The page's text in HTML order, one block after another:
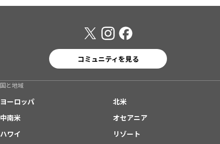
コミュニティを見る
国と地域
ヨーロッパ
北米
中南米
オセアニア
ハワイ
リゾート